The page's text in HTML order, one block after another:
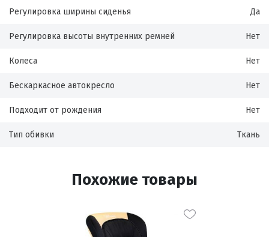
Регулировка ширины сиденья Да
Регулировка высоты внутренних ремней Нет
Колеса Нет
Бескаркасное автокресло Нет
Подходит от рождения Нет
Тип обивки Ткань
Похожие товары